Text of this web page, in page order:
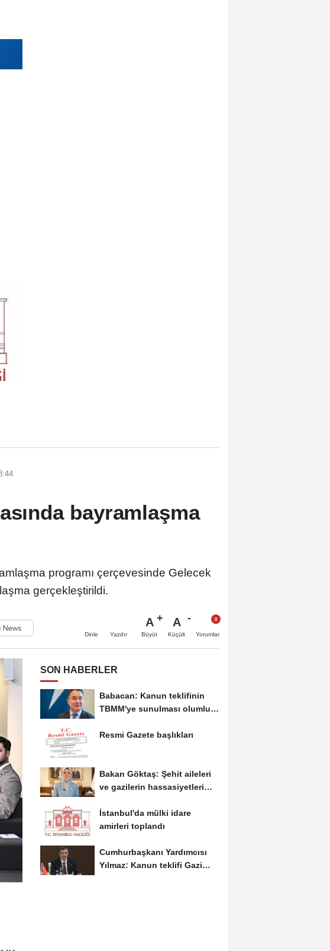
bayramlaşma
programı çerçevesinde Gelecek
gerçekleştirildi.
Dinle Yazdır
A
Büyüt
A
Küçült Yorumlar
SON HABERLER
Babacan: Kanun teklifinin
TBMM'ye sunulması olumlu
Resmi Gazete başlıkları
Bakan Göktaş: Şehit aileleri
ve gazilerin hassasiyetleri
İstanbul'da mülki idare
amirleri toplandı
Cumhurbaşkanı Yardımcısı
Yılmaz: Kanun teklifi Gazi